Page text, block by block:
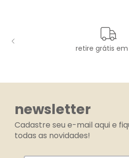
retire grátis em
newsletter
Cadastre seu e-mail aqui e
todas as novidades!